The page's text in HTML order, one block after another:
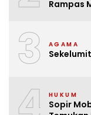
Rampas
3 AGAMA
HUKUM
Sopir